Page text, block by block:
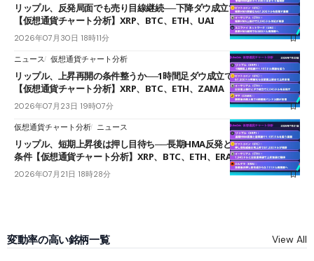
リップル、反発局面でも売り目線継続──下降ダウ成立で下値追う展開
【仮想通貨チャート分析】XRP、BTC、ETH、UAI
2026年07月30日 18時11分
ニュース 仮想通貨チャート分析
リップル、上昇再開の条件整うか──1時間足ダウ成立で1.185ドルを狙う
【仮想通貨チャート分析】XRP、BTC、ETH、ZAMA
2026年07月23日 19時07分
仮想通貨チャート分析 ニュース
リップル、短期上昇後は押し目待ち──長期HMA反発と雲上抜けが買い
条件【仮想通貨チャート分析】XRP、BTC、ETH、ERA
2026年07月21日 18時28分
変動率の高い銘柄一覧 View All